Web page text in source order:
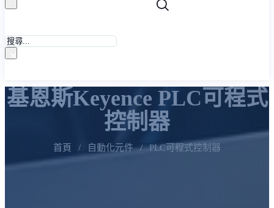
搜
×
基恩斯keyence PLC可程式
控制器
首頁 / 自動化元件 / PLC可程式控制器